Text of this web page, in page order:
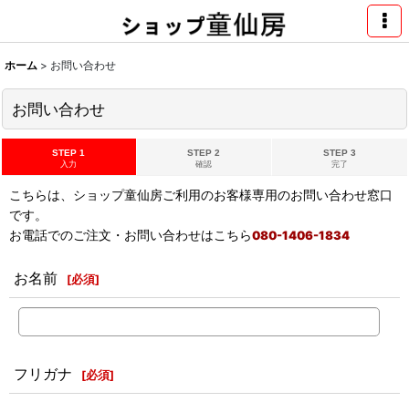
ホーム > お問い合わせ
お問い合わせ
STEP 1
入力
STEP 2
確認
STEP 3
完了
こちらは、ショップ童仙房ご利用のお客様専用のお問い合わせ窓口
です。
お電話でのご注文・お問い合わせはこちら080-1406-1834
お名前 [必須]
フリガナ [必須]